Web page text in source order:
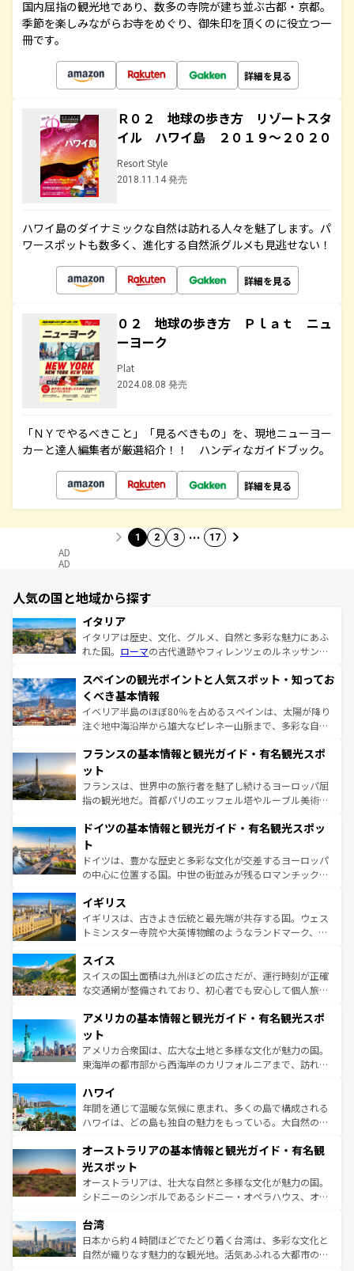
国内屈指の観光地であり、数多の寺院が建ち並ぶ古都・京都。
季節を楽しみながらお寺をめぐり、御朱印を頂くのに役立つ一
冊です。
詳細を見る
Ｒ０２ 地球の歩き方 リゾートスタ
イル ハワイ島 ２０１９～２０２０
Resort Style
2018.11.14 発売
ハワイ島のダイナミックな自然は訪れる人々を魅了します。パ
ワースポットも数多く、進化する自然派グルメも見逃せない！
詳細を見る
０２ 地球の歩き方 Ｐｌａｔ ニュ
ーヨーク
Plat
2024.08.08 発売
「ＮＹでやるべきこと」「見るべきもの」を、現地ニューヨー
カーと達人編集者が厳選紹介！！ ハンディなガイドブック。
詳細を見る
1 2 3 … 17
AD
AD
人気の国と地域から探す
イタリア
イタリアは歴史、文化、グルメ、自然と多彩な魅力にあふ
れた国。 ローマの古代遺跡やフィレンツェのルネッサンス
ろん、トスカーナの美しい田園風景やアマルフィ海岸の絶
景など、自然景観も見逃せない。観光の合間には、本場の
ピザやパスタなど、絶品のイタリア料理を堪能することも
できる。朝目覚めてから夜眠るまで、すべての瞬間を楽し
なお、新着のイタリア情報はコンテンツ一覧を参照してほ
しい。
スペインの観光ポイントと人気スポット・知ってお
くべき基本情報
イベリア半島のほぼ80％を占めるスペインは、太陽が降り
注ぐ地中海沿岸から雄大なピレネー山脈まで、多彩な自然
文化が根付くこの国では、情熱的なフラメンコ、熱気あふ
れる闘牛、そして美味しいタパスが生活の一部となってい
る。首都マドリードの洗練された雰囲気や、バルセロナの
アートに溢れた街角から、地方では古代ローマ遺跡や中世
せる。地方によって風土や気候が異なるスペインはその個
ンテンツ一覧 を参照してほしい。
フランスの基本情報と観光ガイド・有名観光スポ
ット
フランスは、世界中の旅行者を魅了し続けるヨーロッパ屈
指の観光地だ。首都パリのエッフェル塔やルーブル美術館
で、幅広い魅力が詰まっている。華麗な宮殿、歴史的な大
聖堂、美しいビーチ、そして豊かな自然が、訪れる者を心
から魅了する。また、フランスは美食の国としても知ら
れ、フランス料理はユネスコ無形文化遺産にも登録されて
香り高いラベンダー畑など、多彩な楽しみ方が可能だ。さ
らに、パリ以外の地域にも魅力が溢れており、どの街角に
も豊かな歴史と文化が息づいている。パリ以外の個性あふ
を参照してほしい。
ドイツの基本情報と観光ガイド・有名観光スポッ
ト
ドイツは、豊かな歴史と多彩な文化が交差するヨーロッパ
の中心に位置する国。中世の街並みが残るロマンチック街
顔を持つこの国は、どこを歩いても飽きることがない。ベ
ルリンの文化的活気、バイエルン州のアルプスの絶景、そ
してライン川沿いのワイン畑といった風景は必見。ビール
は、お酒好きな人にはぜひ体験してほしい。 なお、新着の
ドイツ情報はコンテンツ一覧を参照してほしい。
イギリス
イギリスは、古きよき伝統と最先端が共存する国。ウェス
トミンスター寺院や大英博物館のようなランドマーク、歴
リアごとに異なる魅力がある。また、優雅なアフタヌーン
ティー、ビール好きにはたまらない英国パブ、サッカー観
戦など、本場だからこそできる体験も豊富。イギリスを旅
ンツ一覧を参照してほしい。
スイス
スイスの国土面積は九州ほどの広さだが、運行時刻が正確
な交通網が整備されており、初心者でも安心して個人旅行
の建物がそのまま残る町や、スイスならではのユニークな
博物館もあり、アルプス観光だけでなく町歩きも満喫する
ことができる。国民の所得が高いため物価も高いが、旅行
者向けの交通パス提供のサービスもあり、うまく活用すれ
着のスイス情報は
アメリカの基本情報と観光ガイド・有名観光スポ
ット
アメリカ合衆国は、広大な土地と多様な文化が魅力の国。
東海岸の都市部から西海岸のカリフォルニアまで、訪れる
のような巨大都市は、観光、ショッピング、エンターテイ
ンメントが詰まった刺激的なスポットだ。一方、アメリカ
西部には大自然が広がり、グランドキャニオンやイエロー
部のニューオーリンズでは、音楽と美食が融合した独特の
文化が魅力。旅行者はアメリカの各地域で異なる魅力を楽
しみながら、その多様性と豊かな歴史を感じることができ
るだろう。車でのロードトリップや列車の旅も、アメリカ
情報は
ハワイ
年間を通じて温暖な気候に恵まれ、多くの島で構成される
ハワイは、どの島も独自の魅力をもっている。大自然の神
ワイ島は見逃せない。また、定番の観光地といえばオアフ
島だが、静かな自然を求めるならマウイ島やカウアイ島が
おすすめ。エメラルドグリーンに輝く海をはじめ、豊かな
文化や歴史が息づいている。「アロハスピリット」と呼ば
人々、おいしいローカルフードやハワイアンミュージッ
ク、伝統的なフラダンスなど、すべてがハワイの魅力を彩
っている。訪れるたびに新しい発見と感動が待っているハ
オーストラリアの基本情報と観光ガイド・有名観
光スポット
オーストラリアは、壮大な自然と多様な文化が魅力の国。
シドニーのシンボルであるシドニー・オペラハウス、オー
リアリーフや大陸中央部にそびえるウルル（エアーズロッ
ク）、タスマニアの美しい原生林やケアンズの熱帯雨林な
ど、見どころがたくさん。また、カフェやワイン、オージ
台湾
日本から約４時間ほどでたどり着く台湾は、多彩な文化と
自然が織りなす魅力的な観光地。活気あふれる大都市の台